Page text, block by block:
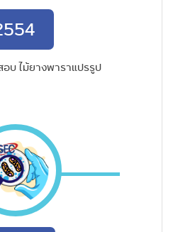
บ ไม้ยางพาราแปรรูป